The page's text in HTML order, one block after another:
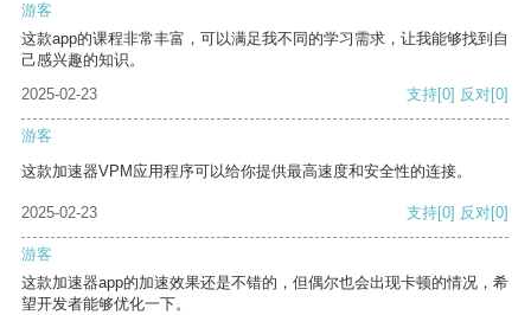
游客
这款app的课程非常丰富，可以满足我不同的学习需求，让我能够找到自
己感兴趣的知识。
2025-02-23
支持[0] 反对[0]
游客
这款加速器VPM应用程序可以给你提供最高速度和安全性的连接。
2025-02-23 支持[0] 反对[0]
游客
这款加速器app的加速效果还是不错的，但偶尔也会出现卡顿的情况，希
望开发者能够优化一下。